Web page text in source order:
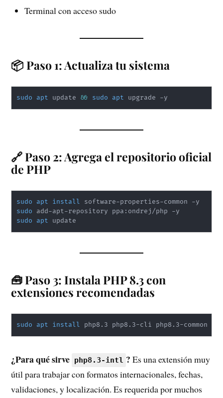
Terminal con acceso sudo
📦 Paso 1: Actualiza tu sistema
sudo apt update && sudo apt upgrade -y
🔗 Paso 2: Agrega el repositorio oficial
de PHP
sudo apt install
sudo
sudo
apt update
🧰 Paso 3: Instala PHP 8.3 con
extensiones recomendadas
sudo apt install php8.3 php8.3-cli php8.3-common
¿Para qué sirve php8.3-intl ? Es una extensión muy
útil para trabajar con formatos internacionales, fechas,
validaciones, y localización. Es requerida por muchos